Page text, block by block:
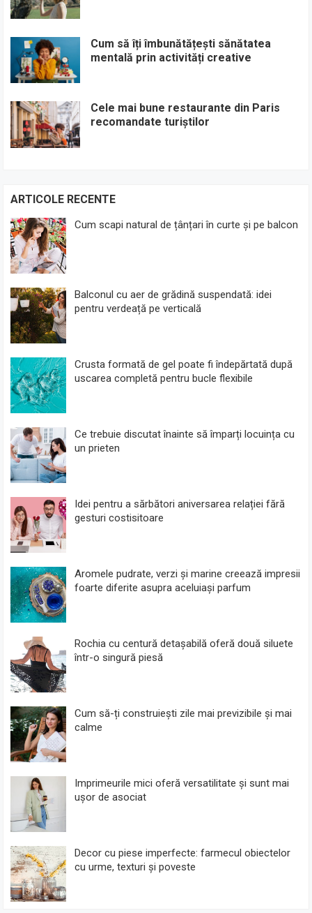
Cum să îți îmbunătățești sănătatea
mentală prin activități creative
Cele mai bune restaurante din Paris
recomandate turiștilor
ARTICOLE RECENTE
Cum scapi natural de țânțari în curte și pe balcon
Balconul cu aer de grădină suspendată: idei
pentru verdeață pe verticală
Crusta formată de gel poate fi îndepărtată după
uscarea completă pentru bucle flexibile
Ce trebuie discutat înainte să împarți locuința cu
un prieten
Idei pentru a sărbători aniversarea relației fără
gesturi costisitoare
Aromele pudrate, verzi și marine creează impresii
foarte diferite asupra aceluiași parfum
Rochia cu centură detașabilă oferă două siluete
într-o singură piesă
Cum să-ți construiești zile mai previzibile și mai
calme
Imprimeurile mici oferă versatilitate și sunt mai
ușor de asociat
Decor cu piese imperfecte: farmecul obiectelor
cu urme, texturi și poveste